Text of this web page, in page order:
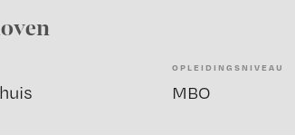
OPLEIDINGSNIVEAU
MBO